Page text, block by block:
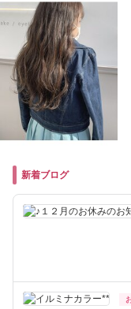
新着ブログ